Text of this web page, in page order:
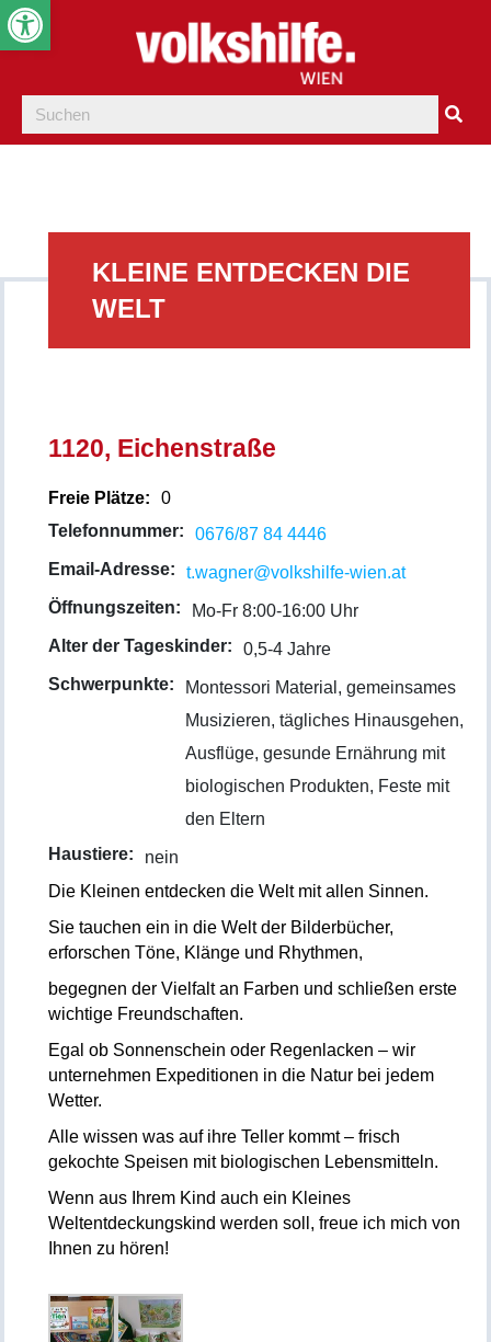
KLEINE ENTDECKEN DIE
WELT
1120, Eichenstraße
Freie Plätze:
0
Telefonnummer:
0676/87 84 4446
Email-Adresse:
t.wagner@volkshilfe-wien.at
Öffnungszeiten:
Mo-Fr 8:00-16:00 Uhr
Alter der Tageskinder:
0,5-4 Jahre
Schwerpunkte:
Montessori Material, gemeinsames
Musizieren, tägliches Hinausgehen,
Ausflüge, gesunde Ernährung mit
biologischen Produkten, Feste mit
den Eltern
Haustiere:
nein
Die Kleinen entdecken die Welt mit allen Sinnen.
Sie tauchen ein in die Welt der Bilderbücher,
erforschen Töne, Klänge und Rhythmen,
begegnen der Vielfalt an Farben und schließen erste
wichtige Freundschaften.
Egal ob Sonnenschein oder Regenlacken – wir
unternehmen Expeditionen in die Natur bei jedem
Wetter.
Alle wissen was auf ihre Teller kommt – frisch
gekochte Speisen mit biologischen Lebensmitteln.
Wenn aus Ihrem Kind auch ein Kleines
Weltentdeckungskind werden soll, freue ich mich von
Ihnen zu hören!